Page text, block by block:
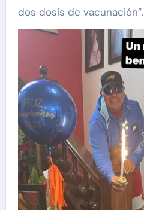
dos dosis de vacunación”.